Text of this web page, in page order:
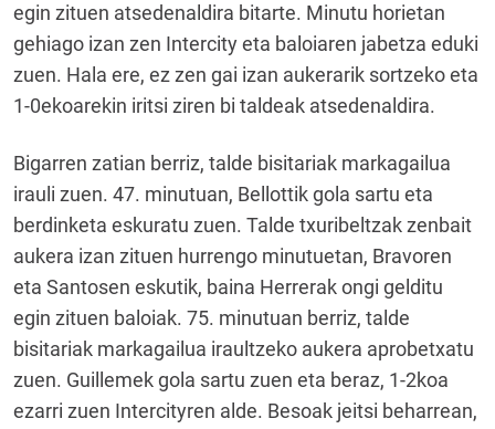
egin zituen atsedenaldira bitarte. Minutu horietan
gehiago izan zen Intercity eta baloiaren jabetza eduki
zuen. Hala ere, ez zen gai izan aukerarik sortzeko eta
1-0ekoarekin iritsi ziren bi taldeak atsedenaldira.
Bigarren zatian berriz, talde bisitariak markagailua
irauli zuen. 47. minutuan, Bellottik gola sartu eta
berdinketa eskuratu zuen. Talde txuribeltzak zenbait
aukera izan zituen hurrengo minutuetan, Bravoren
eta Santosen eskutik, baina Herrerak ongi gelditu
egin zituen baloiak. 75. minutuan berriz, talde
bisitariak markagailua iraultzeko aukera aprobetxatu
zuen. Guillemek gola sartu zuen eta beraz, 1-2koa
ezarri zuen Intercityren alde. Besoak jeitsi beharrean,